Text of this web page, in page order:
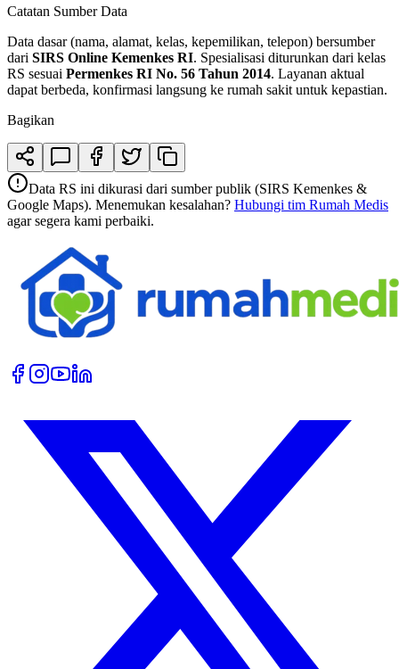
Catatan Sumber Data
Data dasar (nama, alamat, kelas, kepemilikan, telepon) bersumber
dari SIRS Online Kemenkes RI. Spesialisasi diturunkan dari kelas
RS sesuai Permenkes RI No. 56 Tahun 2014. Layanan aktual
dapat berbeda, konfirmasi langsung ke rumah sakit untuk kepastian.
Bagikan
Data RS ini dikurasi dari sumber publik (SIRS Kemenkes &
Google Maps). Menemukan kesalahan? Hubungi tim Rumah Medis
agar segera kami perbaiki.